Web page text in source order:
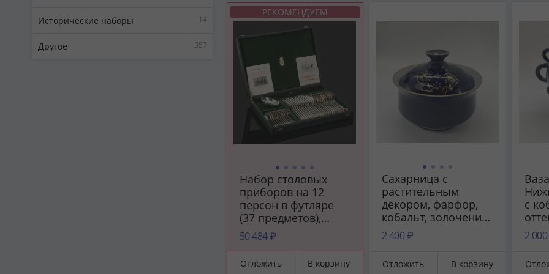
Исторические наборы 14
Другое 357
РЕКОМЕНДУЕМ
Набор столовых
приборов на 12
персон в футляре
(37 предметов),
фирма "A La Gerbe
D'or ", металл,
серебрение,
фанера, Франция,
50 484 ₽
Отложить В корзину
Сахарница с
растительным
декором, фарфор,
кобальт, золочение,
Бронницкий завод
фарфоровых
«Возрождение»,
2 400 ₽
Отложить В корзину
с
2